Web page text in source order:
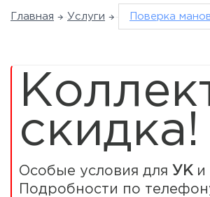
Главная Услуги Поверка
скидка!
Особые условия для УК и
Подробности по